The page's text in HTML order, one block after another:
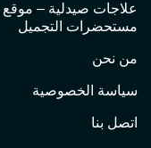
علاجات صيدلية – موقع
مستحضرات التجميل
من نحن
سياسة الخصوصية
اتصل بنا